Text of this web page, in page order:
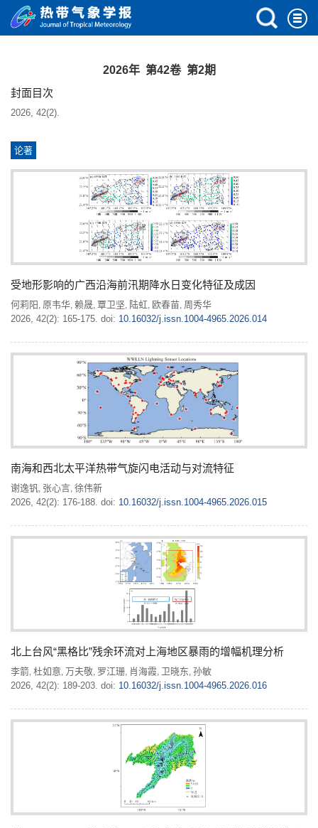
2026年 第42卷 第2期
封面目次
2026, 42(2).
论著
受地形影响的广西沿海前汛期降水日变化特征及成因
何莉阳 , 原韦华, 赖晟, 覃卫坚, 陆虹, 欧春苗, 周秀华
2026, 42(2): 165-175. doi: 10.16032/j.issn.1004-4965.2026.014
南海和西北太平洋热带气旋闪电活动与对流特征
谢逸钒, 张心言, 徐伟新
2026, 42(2): 176-188. doi: 10.16032/j.issn.1004-4965.2026.015
北上台风“黑格比”残余环流对上海地区暴雨的增幅机理分析
李箭, 杜如意, 万夫敬, 罗江珊, 肖海霞, 卫晓东, 孙敏
2026, 42(2): 189-203. doi: 10.16032/j.issn.1004-4965.2026.016